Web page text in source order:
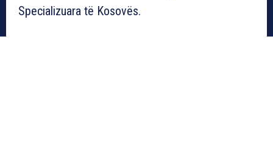
Specializuara të Kosovës.